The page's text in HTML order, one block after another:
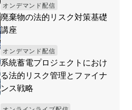
オンデマンド配信
廃棄物の法的リスク対策基礎
講座
オンデマンド配信
系統蓄電プロジェクトにおけ
る法的リスク管理とファイナ
ンス戦略